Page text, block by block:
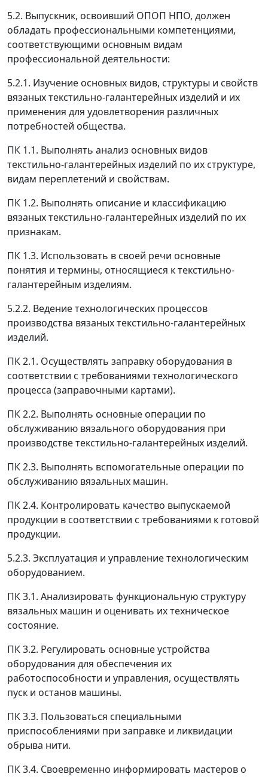
5.2. Выпускник, освоивший ОПОП НПО, должен
обладать профессиональными компетенциями,
соответствующими основным видам
профессиональной деятельности:
5.2.1. Изучение основных видов, структуры и свойств
вязаных текстильно-галантерейных изделий и их
применения для удовлетворения различных
потребностей общества.
ПК 1.1. Выполнять анализ основных видов
текстильно-галантерейных изделий по их структуре,
видам переплетений и свойствам.
ПК 1.2. Выполнять описание и классификацию
вязаных текстильно-галантерейных изделий по их
признакам.
ПК 1.3. Использовать в своей речи основные
понятия и термины, относящиеся к текстильно-
галантерейным изделиям.
5.2.2. Ведение технологических процессов
производства вязаных текстильно-галантерейных
изделий.
ПК 2.1. Осуществлять заправку оборудования в
соответствии с требованиями технологического
процесса (заправочными картами).
ПК 2.2. Выполнять основные операции по
обслуживанию вязального оборудования при
производстве текстильно-галантерейных изделий.
ПК 2.3. Выполнять вспомогательные операции по
обслуживанию вязальных машин.
ПК 2.4. Контролировать качество выпускаемой
продукции в соответствии с требованиями к готовой
продукции.
5.2.3. Эксплуатация и управление технологическим
оборудованием.
ПК 3.1. Анализировать функциональную структуру
вязальных машин и оценивать их техническое
состояние.
ПК 3.2. Регулировать основные устройства
оборудования для обеспечения их
работоспособности и управления, осуществлять
пуск и останов машины.
ПК 3.3. Пользоваться специальными
приспособлениями при заправке и ликвидации
обрыва нити.
ПК 3.4. Своевременно информировать мастеров о